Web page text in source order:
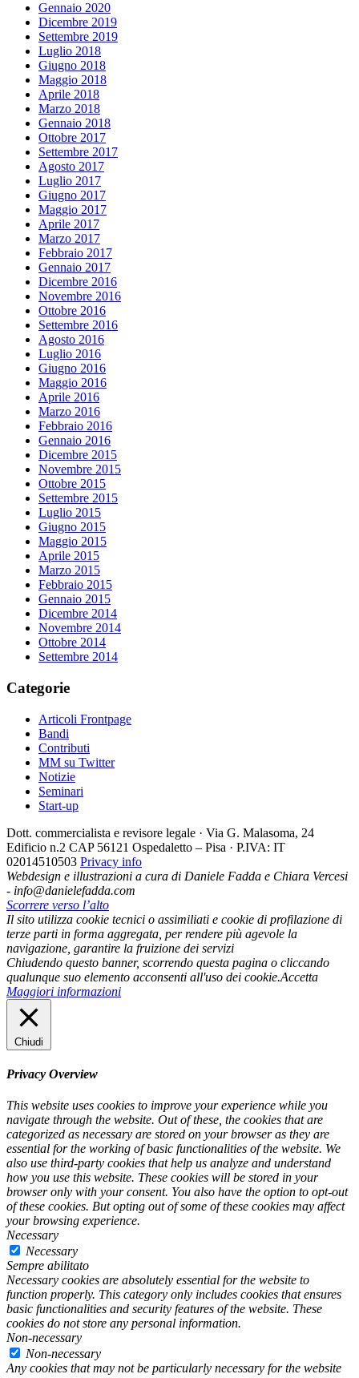
Gennaio 2020
Dicembre 2019
Settembre 2019
Luglio 2018
Giugno 2018
Maggio 2018
Aprile 2018
Marzo 2018
Gennaio 2018
Ottobre 2017
Settembre 2017
Agosto 2017
Luglio 2017
Giugno 2017
Maggio 2017
Aprile 2017
Marzo 2017
Febbraio 2017
Gennaio 2017
Dicembre 2016
Novembre 2016
Ottobre 2016
Settembre 2016
Agosto 2016
Luglio 2016
Giugno 2016
Maggio 2016
Aprile 2016
Marzo 2016
Febbraio 2016
Gennaio 2016
Dicembre 2015
Novembre 2015
Ottobre 2015
Settembre 2015
Luglio 2015
Giugno 2015
Maggio 2015
Aprile 2015
Marzo 2015
Febbraio 2015
Gennaio 2015
Dicembre 2014
Novembre 2014
Ottobre 2014
Settembre 2014
Categorie
Articoli Frontpage
Bandi
Contributi
MM su Twitter
Notizie
Seminari
Start-up
Dott. commercialista e revisore legale · Via G. Malasoma, 24
Edificio n.2 CAP 56121 Ospedaletto – Pisa · P.IVA: IT
02014510503 Privacy info
Webdesign e illustrazioni a cura di Daniele Fadda e Chiara Vercesi
- info@danielefadda.com
Scorrere verso l’alto
Il sito utilizza cookie tecnici o assimiliati e cookie di profilazione di
terze parti in forma aggregata, per rendere più agevole la
navigazione, garantire la fruizione dei servizi
Chiudendo questo banner, scorrendo questa pagina o cliccando
qualunque suo elemento acconsenti all'uso dei cookie.Accetta
Maggiori informazioni
Chiudi
Privacy Overview
This website uses cookies to improve your experience while you
navigate through the website. Out of these, the cookies that are
categorized as necessary are stored on your browser as they are
essential for the working of basic functionalities of the website. We
also use third-party cookies that help us analyze and understand
how you use this website. These cookies will be stored in your
browser only with your consent. You also have the option to opt-out
of these cookies. But opting out of some of these cookies may affect
your browsing experience.
Necessary
Necessary
Sempre abilitato
Necessary cookies are absolutely essential for the website to
function properly. This category only includes cookies that ensures
basic functionalities and security features of the website. These
cookies do not store any personal information.
Non-necessary
Non-necessary
Any cookies that may not be particularly necessary for the website